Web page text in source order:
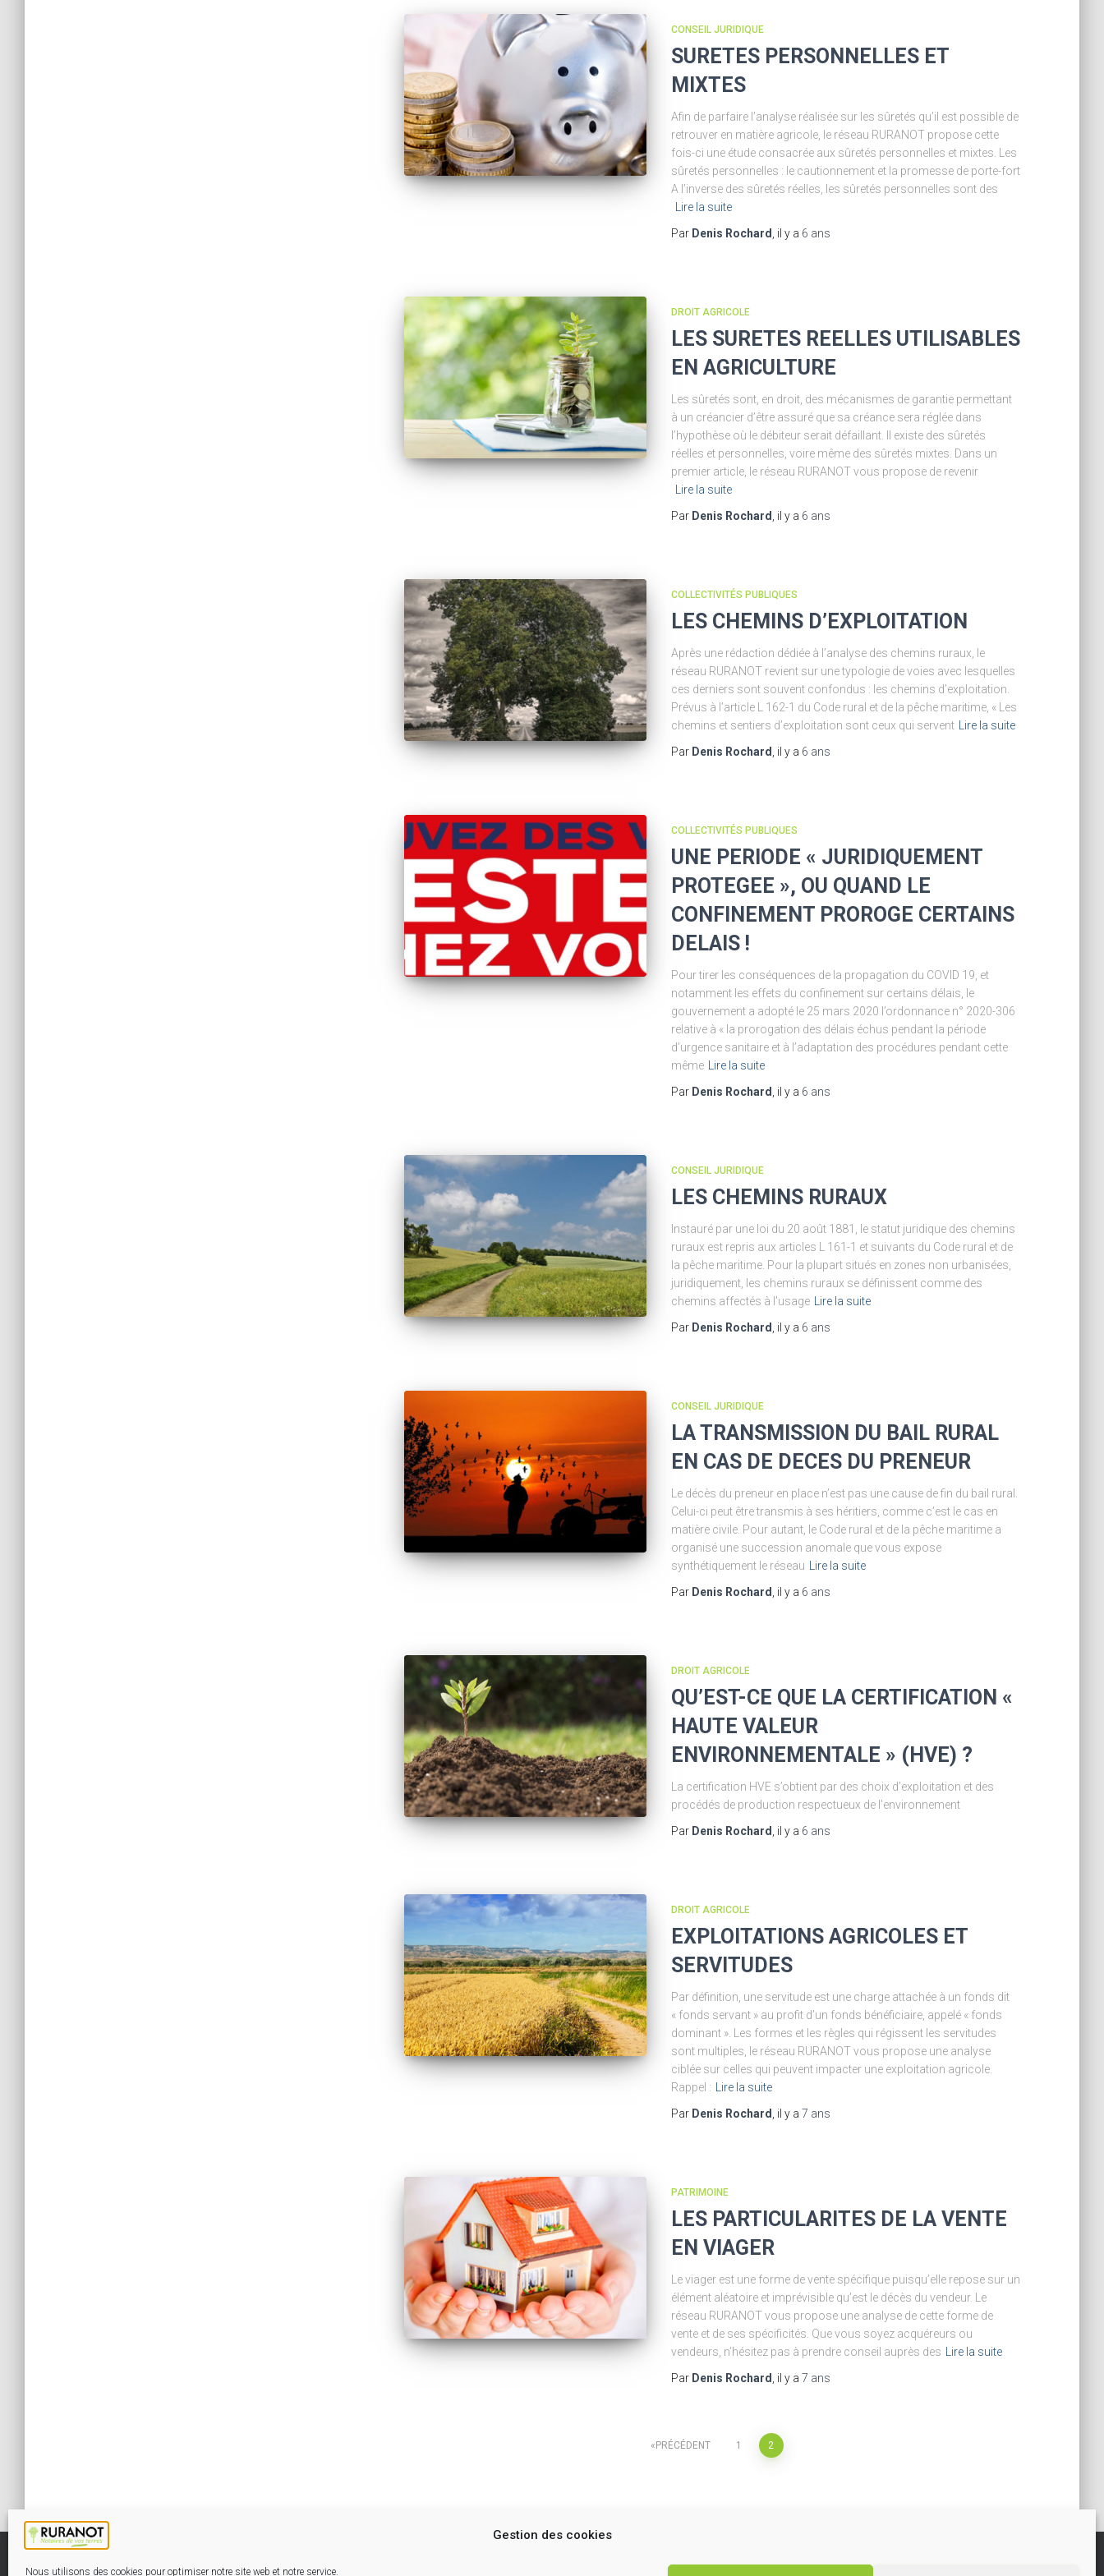
Gestion des cookies
Nous utilisons des cookies pour optimiser notre site web et notre service.
CONSEIL JURIDIQUE
SURETES PERSONNELLES ET
MIXTES
Afin de parfaire l’analyse réalisée sur les sûretés qu’il est possible de
retrouver en matière agricole, le réseau RURANOT propose cette
fois-ci une étude consacrée aux sûretés personnelles et mixtes. Les
sûretés personnelles : le cautionnement et la promesse de porte-fort
A l’inverse des sûretés réelles, les sûretés personnelles sont des
Lire la suite
Par Denis Rochard , il y a 6 ans
DROIT AGRICOLE
LES SURETES REELLES UTILISABLES
EN AGRICULTURE
Les sûretés sont, en droit, des mécanismes de garantie permettant
à un créancier d’être assuré que sa créance sera réglée dans
l’hypothèse où le débiteur serait défaillant. Il existe des sûretés
réelles et personnelles, voire même des sûretés mixtes. Dans un
premier article, le réseau RURANOT vous propose de revenir
Lire la suite
Par Denis Rochard , il y a 6 ans
COLLECTIVITÉS PUBLIQUES
LES CHEMINS D’EXPLOITATION
Après une rédaction dédiée à l’analyse des chemins ruraux, le
réseau RURANOT revient sur une typologie de voies avec lesquelles
ces derniers sont souvent confondus : les chemins d’exploitation.
Prévus à l’article L 162-1 du Code rural et de la pêche maritime, « Les
chemins et sentiers d’exploitation sont ceux qui servent
Lire la suite
Par Denis Rochard , il y a 6 ans
COLLECTIVITÉS PUBLIQUES
UNE PERIODE « JURIDIQUEMENT
PROTEGEE », OU QUAND LE
CONFINEMENT PROROGE CERTAINS
DELAIS !
Pour tirer les conséquences de la propagation du COVID 19, et
notamment les effets du confinement sur certains délais, le
gouvernement a adopté le 25 mars 2020 l’ordonnance n° 2020-306
relative à « la prorogation des délais échus pendant la période
d’urgence sanitaire et à l’adaptation des procédures pendant cette
même
Lire la suite
Par Denis Rochard , il y a 6 ans
CONSEIL JURIDIQUE
LES CHEMINS RURAUX
Instauré par une loi du 20 août 1881, le statut juridique des chemins
ruraux est repris aux articles L 161-1 et suivants du Code rural et de
la pêche maritime. Pour la plupart situés en zones non urbanisées,
juridiquement, les chemins ruraux se définissent comme des
chemins affectés à l’usage
Lire la suite
Par Denis Rochard , il y a 6 ans
CONSEIL JURIDIQUE
LA TRANSMISSION DU BAIL RURAL
EN CAS DE DECES DU PRENEUR
Le décès du preneur en place n’est pas une cause de fin du bail rural.
Celui-ci peut être transmis à ses héritiers, comme c’est le cas en
matière civile. Pour autant, le Code rural et de la pêche maritime a
organisé une succession anomale que vous expose
synthétiquement le réseau
Lire la suite
Par Denis Rochard , il y a 6 ans
DROIT AGRICOLE
QU’EST-CE QUE LA CERTIFICATION «
HAUTE VALEUR
ENVIRONNEMENTALE » (HVE) ?
La certification HVE s’obtient par des choix d’exploitation et des
procédés de production respectueux de l’environnement
Par Denis Rochard , il y a 6 ans
DROIT AGRICOLE
EXPLOITATIONS AGRICOLES ET
SERVITUDES
Par définition, une servitude est une charge attachée à un fonds dit
« fonds servant » au profit d’un fonds bénéficiaire, appelé « fonds
dominant ». Les formes et les règles qui régissent les servitudes
sont multiples, le réseau RURANOT vous propose une analyse
ciblée sur celles qui peuvent impacter une exploitation agricole.
Rappel :
Lire la suite
Par Denis Rochard , il y a 7 ans
PATRIMOINE
LES PARTICULARITES DE LA VENTE
EN VIAGER
Le viager est une forme de vente spécifique puisqu’elle repose sur un
élément aléatoire et imprévisible qu’est le décès du vendeur. Le
réseau RURANOT vous propose une analyse de cette forme de
vente et de ses spécificités. Que vous soyez acquéreurs ou
vendeurs, n’hésitez pas à prendre conseil auprès des
Lire la suite
Par Denis Rochard , il y a 7 ans
PRÉCÉDENT 1 2